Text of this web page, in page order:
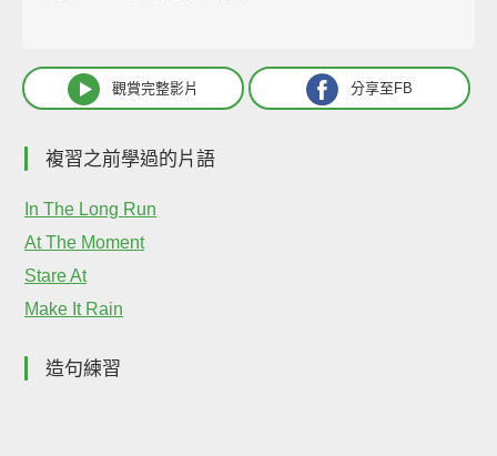
觀賞完整影片 分享至FB
複習之前學過的片語
In The Long Run
At The Moment
Stare At
Make It Rain
造句練習